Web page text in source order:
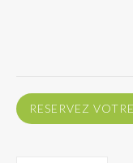
RESERVEZ